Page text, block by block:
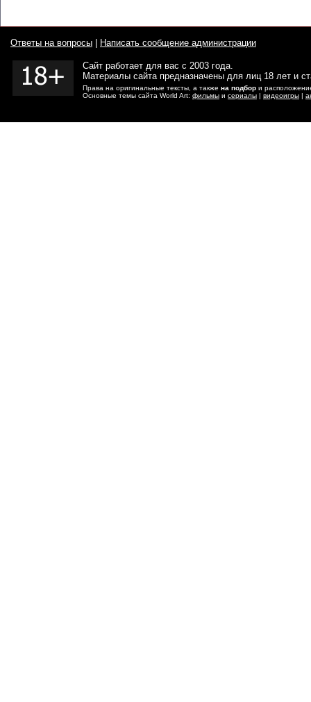
Ответы на вопросы Написать сообщение администрации
Сайт работает для вас с 2003 года.
Материалы сайта предназначены для лиц 18 лет и
Права на оригинальные тексты, а также на подбор и
Основные темы сайта World Art: фильмы и сериалы | видеоигры |